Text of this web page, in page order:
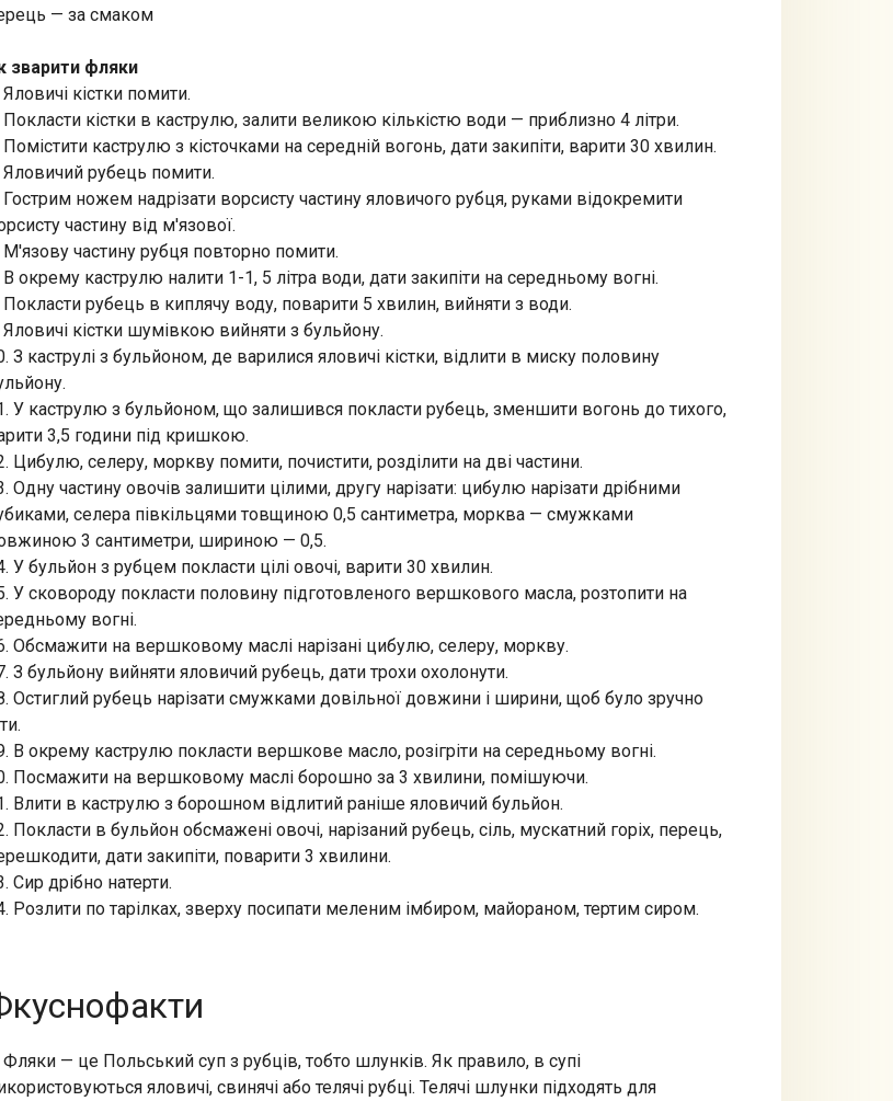
— за смаком
зварити фляки
Яловичі кістки помити.
Покласти кістки в каструлю, залити великою кількістю води — приблизно 4 літри.
Помістити каструлю з кісточками на середній вогонь, дати закипіти, варити 30 хвилин.
Яловичий рубець помити.
Гострим ножем надрізати ворсисту частину яловичого рубця, руками відокремити
частину від м'язової.
М'язову частину рубця повторно помити.
В окрему каструлю налити 1-1, 5 літра води, дати закипіти на середньому вогні.
Покласти рубець в киплячу воду, поварити 5 хвилин, вийняти з води.
Яловичі кістки шумівкою вийняти з бульйону.
З каструлі з бульйоном, де варилися яловичі кістки, відлити в миску половину
У каструлю з бульйоном, що залишився покласти рубець, зменшити вогонь до тихого,
3,5 години під кришкою.
Цибулю, селеру, моркву помити, почистити, розділити на дві частини.
Одну частину овочів залишити цілими, другу нарізати: цибулю нарізати дрібними
селера півкільцями товщиною 0,5 сантиметра, морква — смужками
3 сантиметри, шириною — 0,5.
У бульйон з рубцем покласти цілі овочі, варити 30 хвилин.
У сковороду покласти половину підготовленого вершкового масла, розтопити на
вогні.
Обсмажити на вершковому маслі нарізані цибулю, селеру, моркву.
З бульйону вийняти яловичий рубець, дати трохи охолонути.
Остиглий рубець нарізати смужками довільної довжини і ширини, щоб було зручно
В окрему каструлю покласти вершкове масло, розігріти на середньому вогні.
Посмажити на вершковому маслі борошно за 3 хвилини, помішуючи.
Влити в каструлю з борошном відлитий раніше яловичий бульйон.
Покласти в бульйон обсмажені овочі, нарізаний рубець, сіль, мускатний горіх, перець,
дати закипіти, поварити 3 хвилини.
Сир дрібно натерти.
Розлити по тарілках, зверху посипати меленим імбиром, майораном, тертим сиром.
— це Польський суп з рубців, тобто шлунків. Як правило, в супі
яловичі, свинячі або телячі рубці. Телячі шлунки підходять для